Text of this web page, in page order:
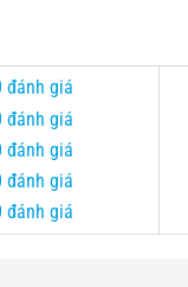
giá
giá
giá
giá
giá